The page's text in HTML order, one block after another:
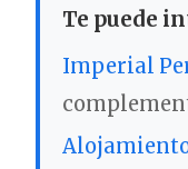
Te puede
Imperial